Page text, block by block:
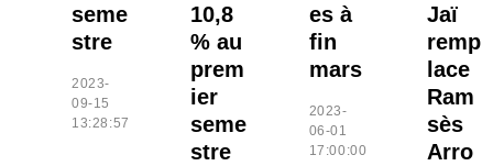
seme
stre
2023-
09-15
13:28:57
10,8
% au
prem
ier
seme
stre
es à
fin
mars
2023-
06-01
17:00:00
Jaï
remp
lace
Ram
sès
Arro